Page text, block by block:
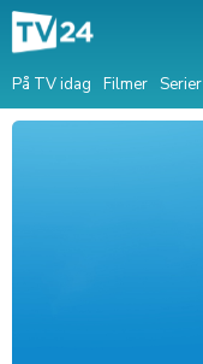
På TV idag Filmer Serier